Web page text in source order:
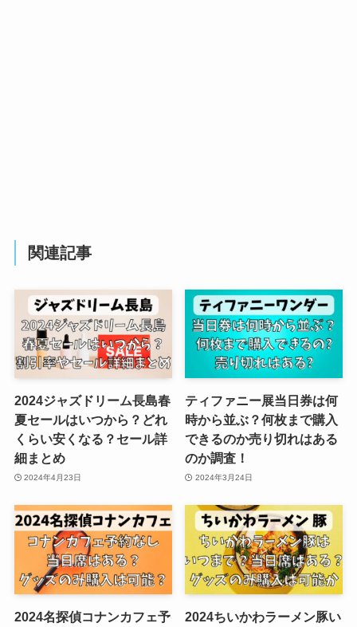
関連記事
2024ジャズドリーム長島春
夏セールはいつから？どれ
くらい安くなる？セール詳
細まとめ
2024年4月23日
ティファニー展当日券は何
時から並ぶ？何枚まで購入
できるのか売り切れはある
のか調査！
2024年3月24日
2024名探偵コナンカフェ予
2024ちいかわラーメン豚い